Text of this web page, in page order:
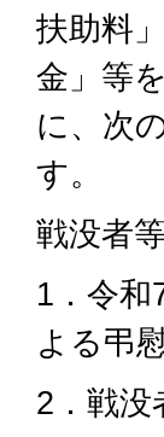
扶助料
金」等
に、次
す。
戦没者
1．令和
よる弔
2．戦没